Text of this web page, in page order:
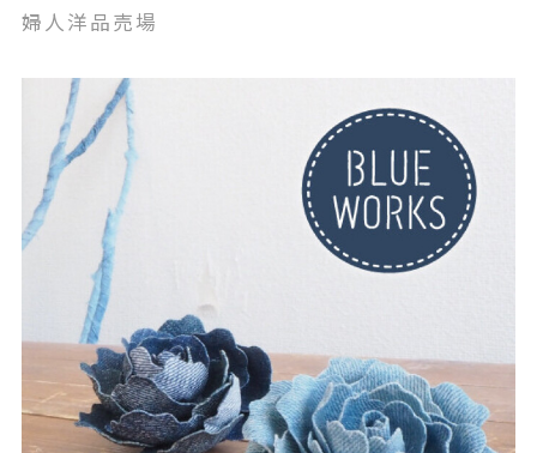
婦人洋品売場